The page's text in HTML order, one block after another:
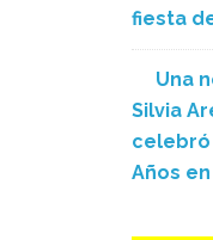
fiesta
Una
Silvia
celebró
Años